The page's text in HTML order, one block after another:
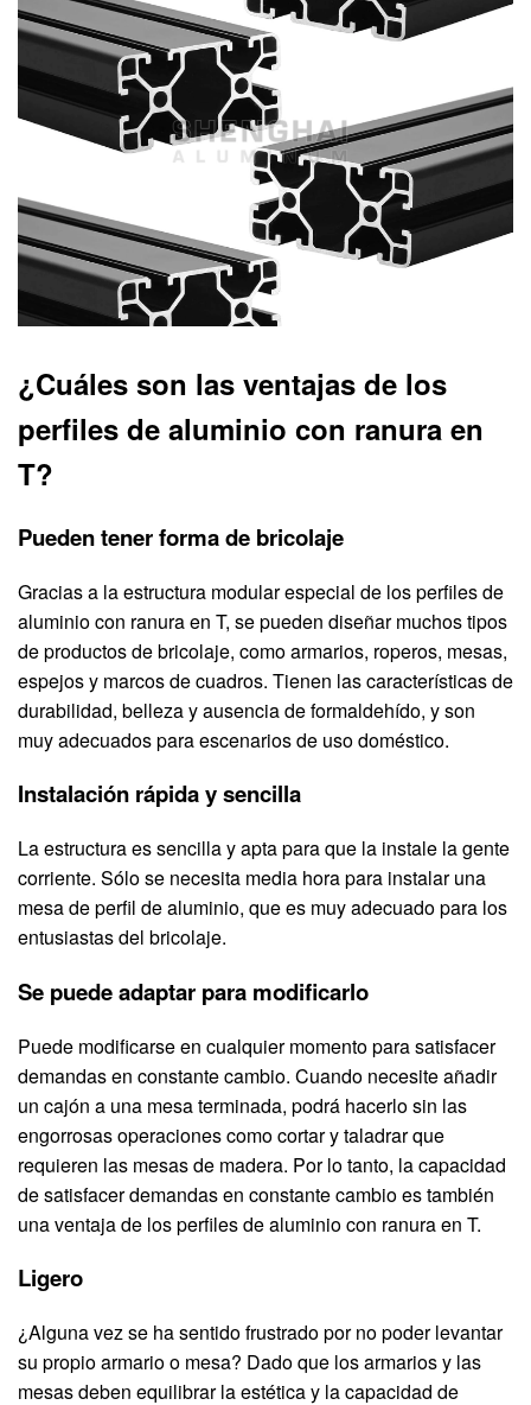
¿Cuáles son las ventajas de los
perfiles de aluminio con ranura en
T?
Pueden tener forma de bricolaje
Gracias a la estructura modular especial de los perfiles de
aluminio con ranura en T, se pueden diseñar muchos tipos
de productos de bricolaje, como armarios, roperos, mesas,
espejos y marcos de cuadros. Tienen las características de
durabilidad, belleza y ausencia de formaldehído, y son
muy adecuados para escenarios de uso doméstico.
Instalación rápida y sencilla
La estructura es sencilla y apta para que la instale la gente
corriente. Sólo se necesita media hora para instalar una
mesa de perfil de aluminio, que es muy adecuado para los
entusiastas del bricolaje.
Se puede adaptar para modificarlo
Puede modificarse en cualquier momento para satisfacer
demandas en constante cambio. Cuando necesite añadir
un cajón a una mesa terminada, podrá hacerlo sin las
engorrosas operaciones como cortar y taladrar que
requieren las mesas de madera. Por lo tanto, la capacidad
de satisfacer demandas en constante cambio es también
una ventaja de los perfiles de aluminio con ranura en T.
Ligero
¿Alguna vez se ha sentido frustrado por no poder levantar
su propio armario o mesa? Dado que los armarios y las
mesas deben equilibrar la estética y la capacidad de